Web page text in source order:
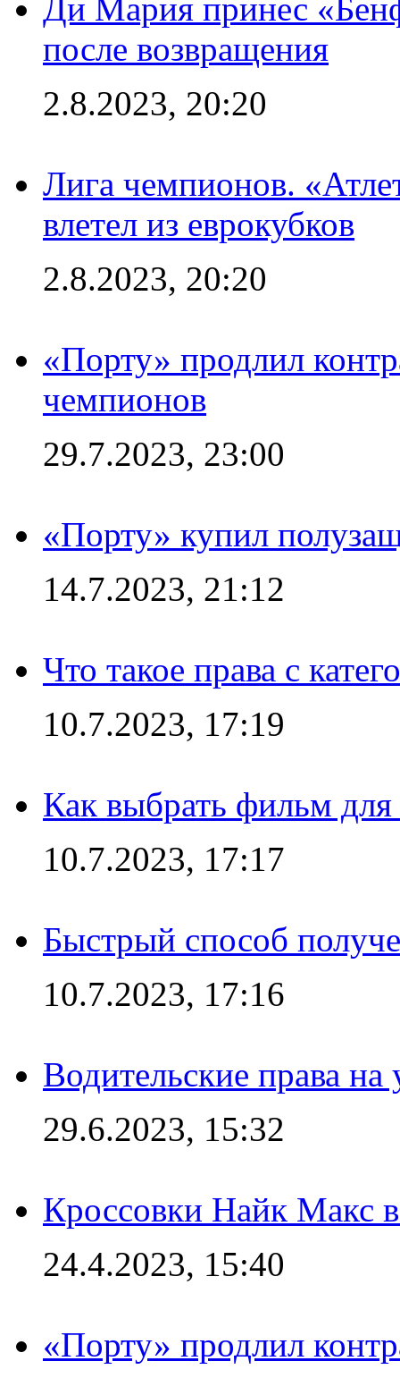
Ди Мария принес
после возвращения
2.8.2023, 20:20
Лига чемпионов.
влетел из еврокубков
2.8.2023, 20:20
«Порту» продлил
чемпионов
29.7.2023, 23:00
«Порту» купил
14.7.2023, 21:12
Что такое права с
10.7.2023, 17:19
Как выбрать фильм для
10.7.2023, 17:17
Быстрый способ
10.7.2023, 17:16
Водительские права
29.6.2023, 15:32
Кроссовки Найк Макс
24.4.2023, 15:40
«Порту» продлил